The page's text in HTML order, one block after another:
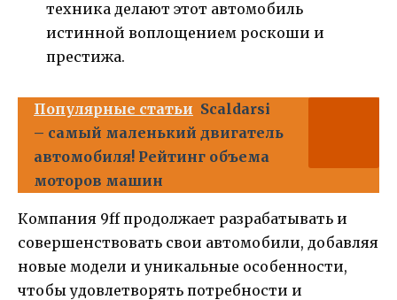
техника делают этот автомобиль
истинной воплощением роскоши и
престижа.
Популярные статьи Scaldarsi
– самый маленький двигатель
автомобиля! Рейтинг объема
моторов машин
Компания 9ff продолжает разрабатывать и
совершенствовать свои автомобили, добавляя
новые модели и уникальные особенности,
чтобы удовлетворять потребности и